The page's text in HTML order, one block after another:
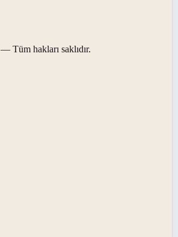
— Tüm hakları saklıdır.